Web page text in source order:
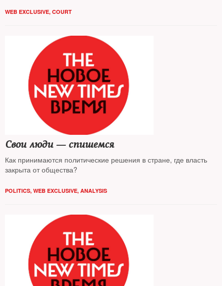
WEB EXCLUSIVE, COURT
Свои люди — спишемся
Как принимаются политические решения в стране, где власть
закрыта от общества?
POLITICS, WEB EXCLUSIVE, ANALYSIS